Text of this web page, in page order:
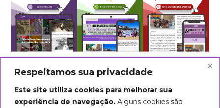
Respeitamos sua privacidade
Este site utiliza cookies para melhorar sua
experiência de navegação. Alguns cookies são